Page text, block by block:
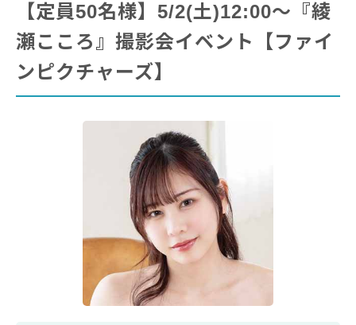
【定員50名様】5/2(土)12:00～『綾
瀬こころ』撮影会イベント【ファイ
ンピクチャーズ】